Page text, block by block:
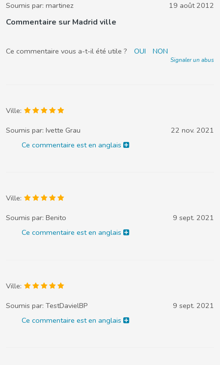
Soumis par: martinez 19 août 2012
Commentaire sur Madrid ville
Ce commentaire vous a-t-il été utile ? OUI NON
Signaler un abus
Ville:
Soumis par: Ivette Grau
22 nov. 2021
Ce commentaire est en anglais
Ville:
Soumis par: Benito
9 sept. 2021
Ce commentaire est en anglais
Ville:
Soumis par: TestDavielBP
9 sept. 2021
Ce commentaire est en anglais